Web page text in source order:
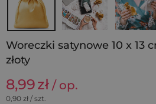
Woreczki satynowe 10 x 13
złoty
8,99zł / op.
0,90 zł / szt.